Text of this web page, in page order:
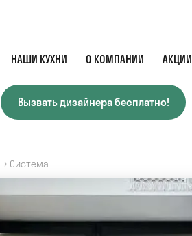
НАШИ КУХНИ О КОМПАНИИ АКЦИИ
Вызвать дизайнера бесплатно!
→ Система